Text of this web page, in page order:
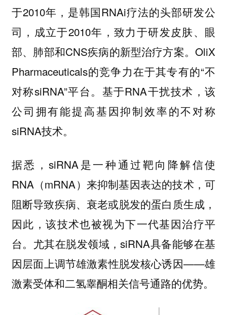
于2010年，是韩国RNAi疗法的头部研发公
司，成立于2010年，致力于研发皮肤、眼
部、肺部和CNS疾病的新型治疗方案。OliX
Pharmaceuticals的竞争力在于其专有的“不
对称siRNA”平台。基于RNA干扰技术，该
公司拥有能提高基因抑制效率的不对称
siRNA技术。
据悉，siRNA是一种通过靶向降解信使
RNA（mRNA）来抑制基因表达的技术，可
阻断导致疾病、衰老或脱发的蛋白质生成，
因此，该技术也被视为下一代基因治疗平
台。尤其在脱发领域，siRNA具备能够在基
因层面上调节雄激素性脱发核心诱因——雄
激素受体和二氢睾酮相关信号通路的优势。